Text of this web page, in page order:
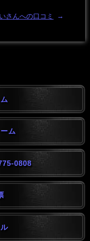
さんへの口コミ →
ム
0808